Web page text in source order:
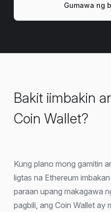
Gumawa ng
Bakit iimbakin
Coin Wallet?
Kung plano mong gamitin
ligtas na Ethereum
paraan upang makagawa
pagbili, ang Coin Wallet ay